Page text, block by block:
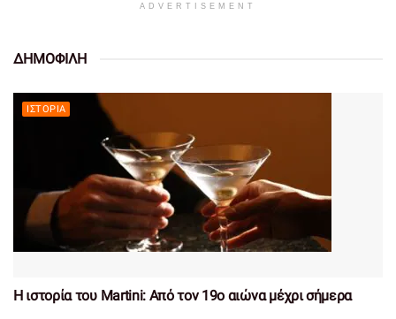
ADVERTISEMENT
ΔΗΜΟΦΙΛΗ
ΙΣΤΟΡΊΑ
Η ιστορία του Martini: Από τον 19ο αιώνα μέχρι σήμερα